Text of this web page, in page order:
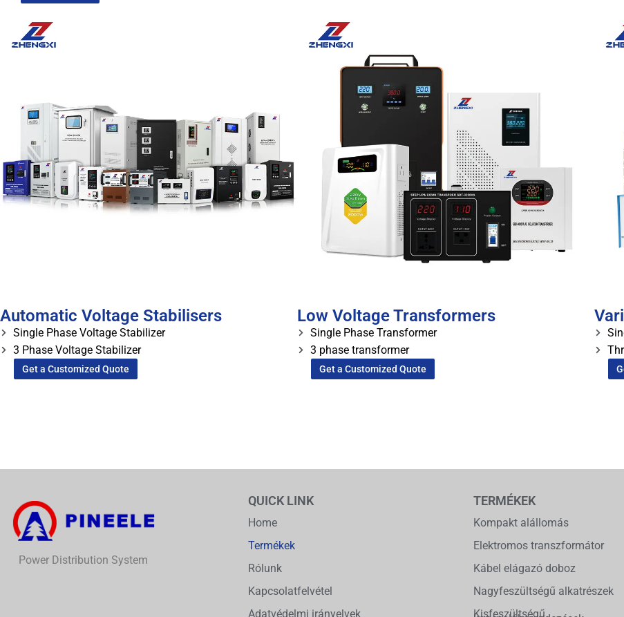
Automatic Voltage Stabilisers
Single Phase Voltage Stabilizer
3 Phase Voltage Stabilizer
Get a Customized Quote
Low Voltage Transformers
Single Phase Transformer
3 phase transformer
Get a Customized Quote
Power Distribution System
QUICK LINK
Home
Termékek
Rólunk
Kapcsolatfelvétel
Adatvédelmi irányelvek
TERMÉKEK
Kompakt alállomás
Elektromos transzformátor
Kábel elágazó doboz
Nagyfeszültségű alkatrészek
Kisfeszültségű